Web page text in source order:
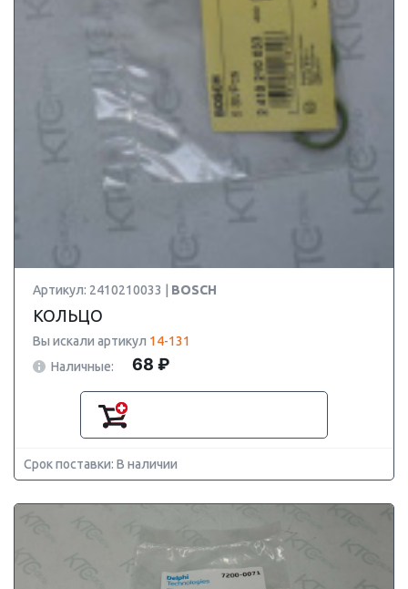
Артикул: 2410210033 | BOSCH
КОЛЬЦО
Вы искали артикул 14-131
Наличные:
68 ₽
Срок поставки: В наличии